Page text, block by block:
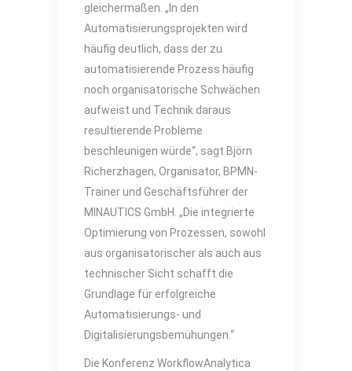
gleichermaßen. „In den
Automatisierungsprojekten wird
häufig deutlich, dass der zu
automatisierende Prozess häufig
noch organisatorische Schwächen
aufweist und Technik daraus
resultierende Probleme
beschleunigen würde“, sagt Björn
Richerzhagen, Organisator, BPMN-
Trainer und Geschäftsführer der
MINAUTICS GmbH. „Die integrierte
Optimierung von Prozessen, sowohl
aus organisatorischer als auch aus
technischer Sicht schafft die
Grundlage für erfolgreiche
Automatisierungs- und
Digitalisierungsbemühungen.“
Die Konferenz WorkflowAnalytica